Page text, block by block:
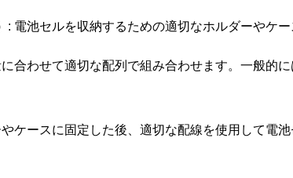
: 電池セルを収納するための適切なホルダーやケ
合わせて適切な配列で組み合わせます。一般的
ケースに固定した後、適切な配線を使用して電